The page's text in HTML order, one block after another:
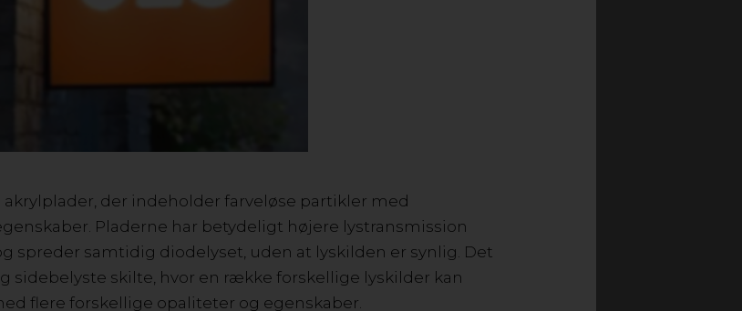
akrylplader, der indeholder farveløse partikler med
Pladerne har betydeligt højere lystransmission
spreder samtidig diodelyset, uden at lyskilden er synlig. Det
sidebelyste skilte, hvor en række forskellige lyskilder kan
flere forskellige opaliteter og egenskaber.
gennemsigtighed og optisk klarhed
Høj slagfasthed og UV-stabilitet
VIL DU VIDE MER? KONTAKT OS!